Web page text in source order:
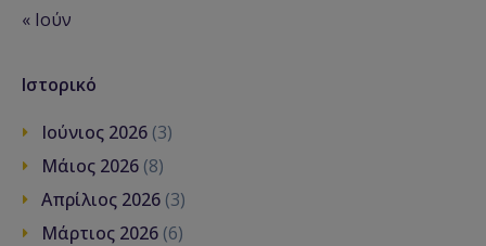
« Ιούν
Ιστορικό
Ιούνιος 2026 (3)
Μάιος 2026 (8)
Απρίλιος 2026 (3)
Μάρτιος 2026 (6)